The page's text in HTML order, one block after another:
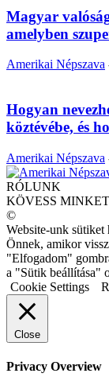
Magyar
amelyben
Amerikai Népszava
Hogyan
köztévébe, és
Amerikai Népszava
RÓLUNK
KÖVESS MINKET
©
Website-unk sütiket
Önnek, amikor
"Elfogadom"
a "Sütik beállítása"
Cookie Settings
Close
Privacy Overview